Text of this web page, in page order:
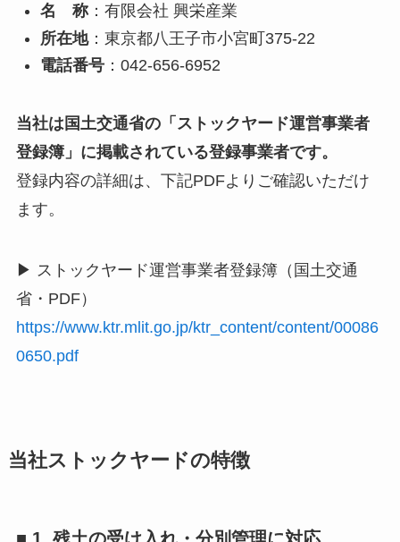
名 称：有限会社 興栄産業
所在地：東京都八王子市小宮町375-22
電話番号：042-656-6952
当社は国土交通省の「ストックヤード運営事業者
登録簿」に掲載されている登録事業者です。
登録内容の詳細は、下記PDFよりご確認いただけ
ます。
▶ ストックヤード運営事業者登録簿（国土交通
省・PDF）
https://www.ktr.mlit.go.jp/ktr_content/content/00086
0650.pdf
当社ストックヤードの特徴